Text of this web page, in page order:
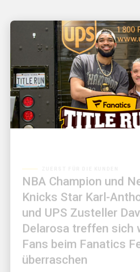
Knicks Star Karl-
und UPS Zusteller
Delarosa treffen sich
Fans beim Fanatics
überraschen
Fanatics präsentiert: „Title Run“,